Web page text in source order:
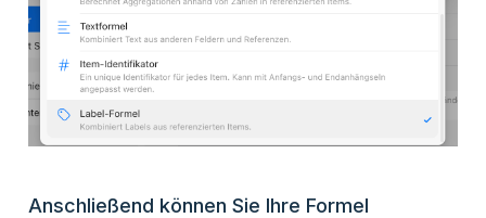
Anschließend können Sie Ihre Formel